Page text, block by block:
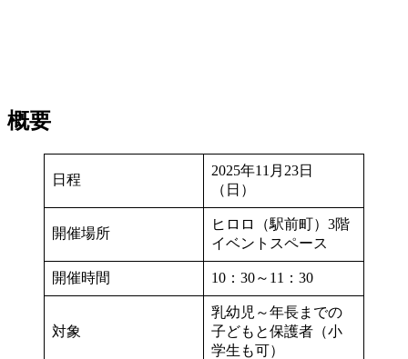
概要
日程
2025年11月23日
（日）
開催場所
ヒロロ（駅前町）3階
イベントスペース
開催時間 10：30～11：30
対象
乳幼児～年長までの
子どもと保護者（小
学生も可）